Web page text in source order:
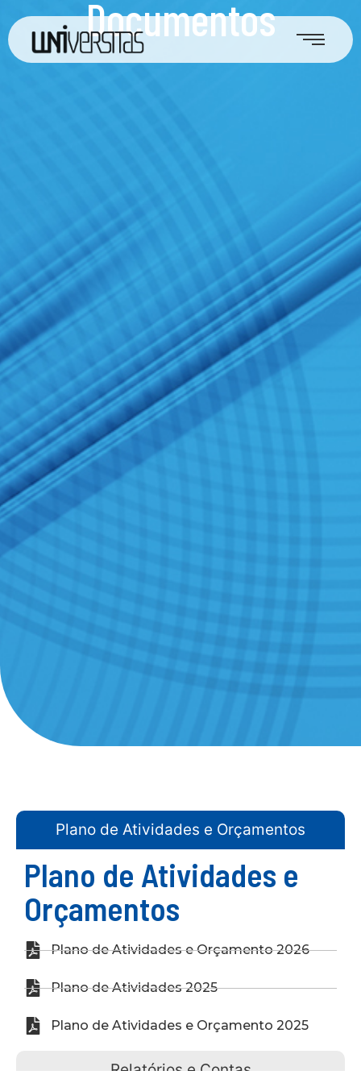
Documentos
Plano de Atividades e Orçamentos
Relatórios e Contas
Plano de Atividades e
Orçamentos
Plano de Atividades e Orçamento 2026
Plano de Atividades 2025
Plano de Atividades e Orçamento 2025